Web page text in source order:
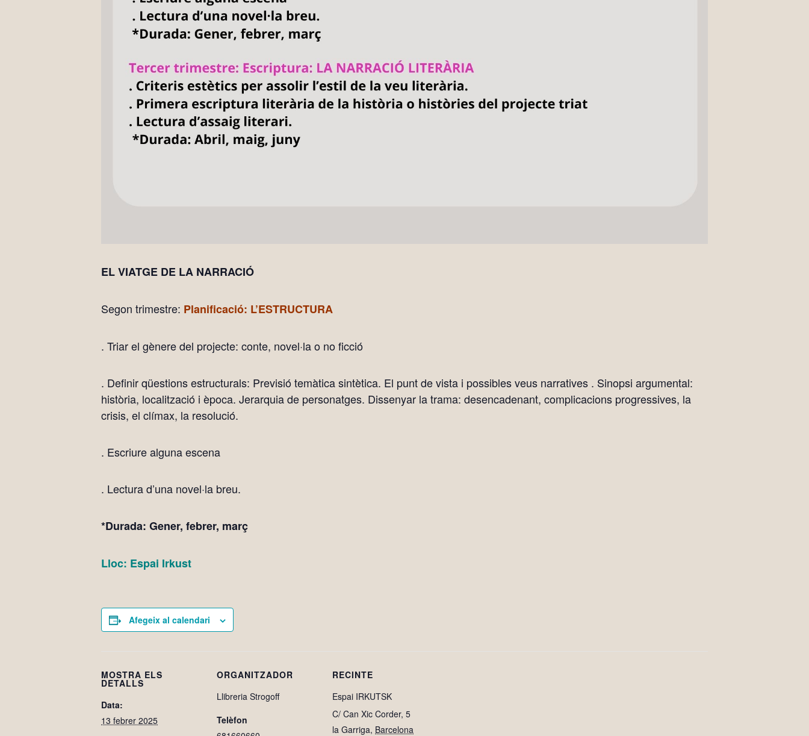
EL VIATGE DE LA NARRACIÓ
Segon trimestre: Planificació: L’ESTRUCTURA
. Triar el gènere del projecte: conte, novel·la o no ficció
. Definir qüestions estructurals: Previsió temàtica sintètica. El punt devista i possibles veus narratives . Sinopsi argumental:
història, localització i època. Jerarquia de personatges. Dissenyar la trama: desencadenant, complicacions progressives, la
crisis, el clímax, la resolució.
. Escriure alguna escena
. Lectura d’una novel·la breu.
*Durada: Gener, febrer, març
Lloc: Espai Irkust
Afegeix al calendari
MOSTRA ELS
DETALLS
Data:
13 febrer 2025
ORGANITZADOR
Llibreria Strogoff
Telèfon
RECINTE
Espai IRKUTSK
C/ Can Xic Corder, 5
la Garriga, Barcelona